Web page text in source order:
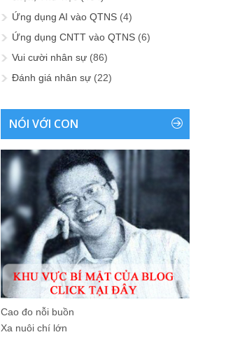
Ứng dụng AI vào QTNS (4)
Ứng dụng CNTT vào QTNS (6)
Vui cười nhân sự (86)
Đánh giá nhân sự (22)
NÓI VỚI CON
Cao đo nỗi buồn
Xa nuôi chí lớn